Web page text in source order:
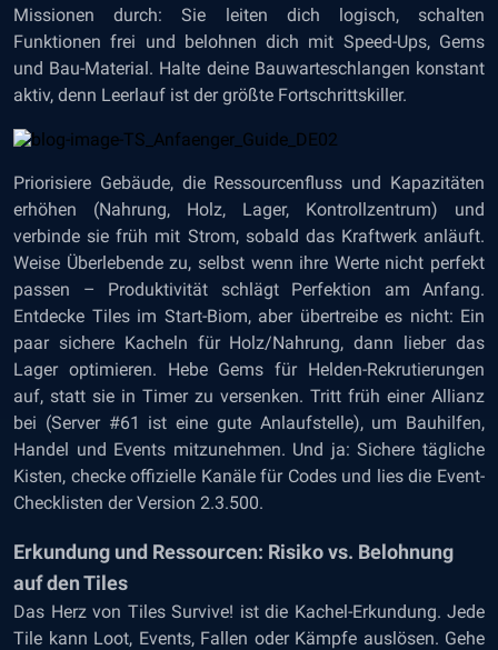
Missionen durch: Sie leiten dich logisch, schalten
Funktionen frei und belohnen dich mit Speed-Ups, Gems
und Bau-Material. Halte deine Bauwarteschlangen konstant
aktiv, denn Leerlauf ist der größte Fortschrittskiller.
Priorisiere Gebäude, die Ressourcenfluss und Kapazitäten
erhöhen (Nahrung, Holz, Lager, Kontrollzentrum) und
verbinde sie früh mit Strom, sobald das Kraftwerk anläuft.
Weise Überlebende zu, selbst wenn ihre Werte nicht perfekt
passen – Produktivität schlägt Perfektion am Anfang.
Entdecke Tiles im Start-Biom, aber übertreibe es nicht: Ein
paar sichere Kacheln für Holz/Nahrung, dann lieber das
Lager optimieren. Hebe Gems für Helden-Rekrutierungen
auf, statt sie in Timer zu versenken. Tritt früh einer Allianz
bei (Server #61 ist eine gute Anlaufstelle), um Bauhilfen,
Handel und Events mitzunehmen. Und ja: Sichere tägliche
Kisten, checke offizielle Kanäle für Codes und lies die Event-
Checklisten der Version 2.3.500.
Erkundung und Ressourcen: Risiko vs. Belohnung
auf den Tiles
Das Herz von Tiles Survive! ist die Kachel-Erkundung. Jede
Tile kann Loot, Events, Fallen oder Kämpfe auslösen. Gehe